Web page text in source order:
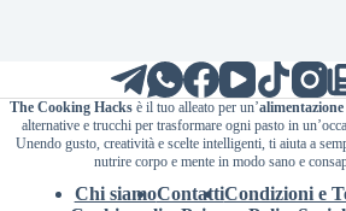
The Cooking Hacksè il tuo alleato per un’alimentazione
alternative e trucchi per trasformare ogni pasto in
Unendo gusto, creatività e scelte intelligenti, ti aiuta a
nutrire corpo e mente in modo sano e
Chi siamoContattiCondizioni e